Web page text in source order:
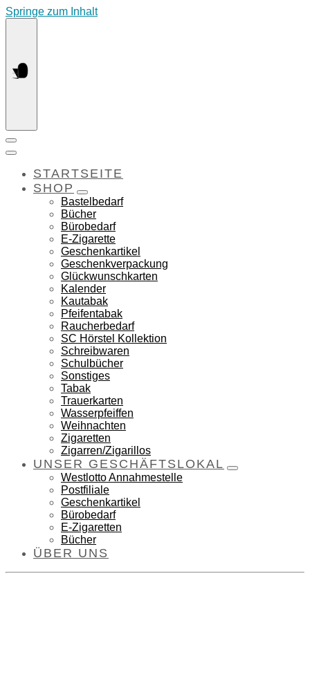
Springe zum Inhalt
STARTSEITE
SHOP
Bastelbedarf
Bücher
Bürobedarf
E-Zigarette
Geschenkartikel
Geschenkverpackung
Glückwunschkarten
Kalender
Kautabak
Pfeifentabak
Raucherbedarf
SC Hörstel Kollektion
Schreibwaren
Schulbücher
Sonstiges
Tabak
Trauerkarten
Wasserpfeiffen
Weihnachten
Zigaretten
Zigarren/Zigarillos
UNSER GESCHÄFTSLOKAL
Westlotto Annahmestelle
Postfiliale
Geschenkartikel
Bürobedarf
E-Zigaretten
Bücher
ÜBER UNS